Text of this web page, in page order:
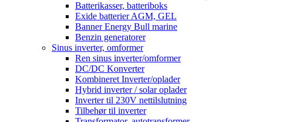
Batterikasser, batteriboks
Exide batterier AGM, GEL
Banner Energy Bull marine
Benzin generatorer
Sinus inverter, omformer
Ren sinus inverter/omformer
DC/DC Konverter
Kombineret Inverter/oplader
Hybrid inverter / solar oplader
Inverter til 230V nettilslutning
Tilbehør til inverter